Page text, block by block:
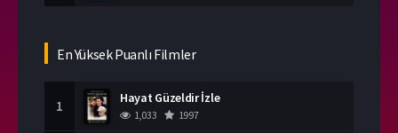
En Yüksek Puanlı Filmler
1 Hayat Güzeldir İzle
1,033 1997